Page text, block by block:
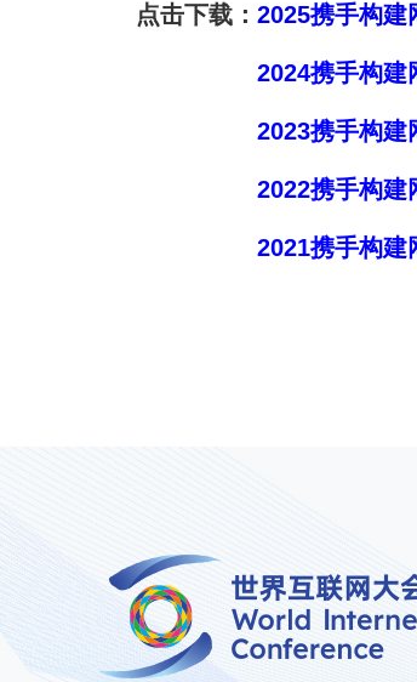
点击下载： 2025携手构建
2024携手构建
2023携手构建
2022携手构建
2021携手构建